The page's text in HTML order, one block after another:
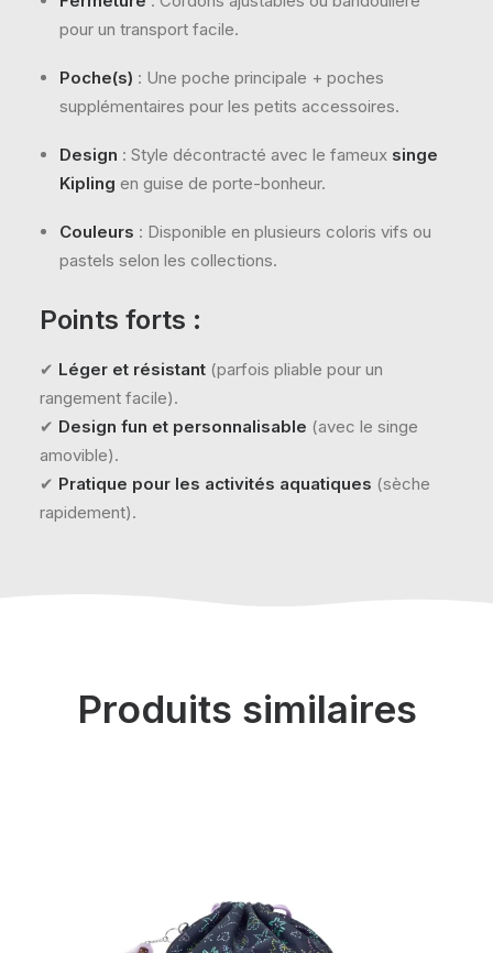
pour un transport facile.
Poche(s) : Une poche principale + poches
supplémentaires pour les petits accessoires.
Design : Style décontracté avec le fameux singe
Kipling en guise de porte-bonheur.
Couleurs : Disponible en plusieurs coloris vifs ou
pastels selon les collections.
Points forts :
✔ Léger et résistant (parfois pliable pour un
rangement facile).
✔ Design fun et personnalisable (avec le singe
amovible).
✔ Pratique pour les activités aquatiques (sèche
rapidement).
Produits similaires